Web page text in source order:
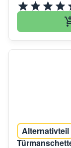
Alternativteil